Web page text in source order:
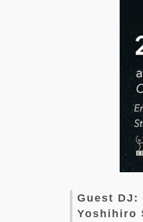
Guest DJ:
Yoshihiro